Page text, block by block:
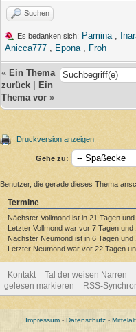
Suchen
Es bedanken sich: Pamina
Anicca777
Epona Froh
« Ein Thema
zurück
Ein
Thema vor »
Druckversion anzeigen
Gehe zu:
Benutzer, die gerade dieses Thema
Termine
Nächster Vollmond ist in 21 Tagen
Letzter Vollmond war vor 7 Tagen und
Nächster Neumond ist in 6 Tagen
Letzter Neumond war vor 22 Tagen
Kontakt Tal der weisen Narren
gelesen markieren
RSS-
Impressum - Datenschutz -